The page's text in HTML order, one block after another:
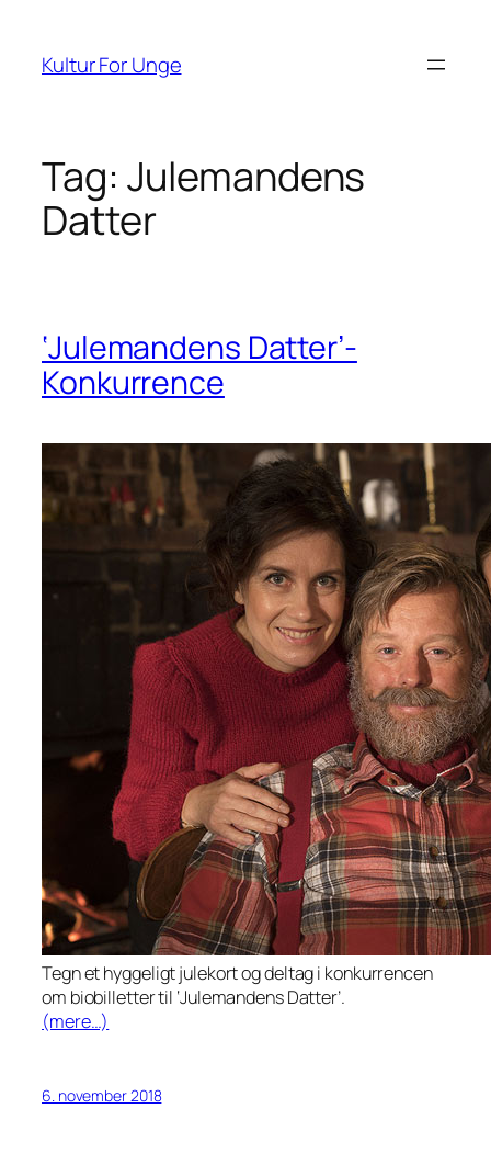
indhold
Kultur For Unge
Tag: Julemandens
Datter
‘Julemandens Datter’-
Konkurrence
Tegn et hyggeligt julekort og deltag i konkurrencen
om biobilletter til ‘Julemandens Datter’.
(mere…)
6. november 2018